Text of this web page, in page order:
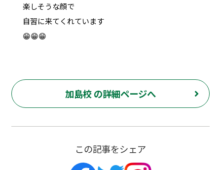
楽しそうな顔で
自習に来てくれています
😁😁😁
加島校 の詳細ページへ
この記事をシェア